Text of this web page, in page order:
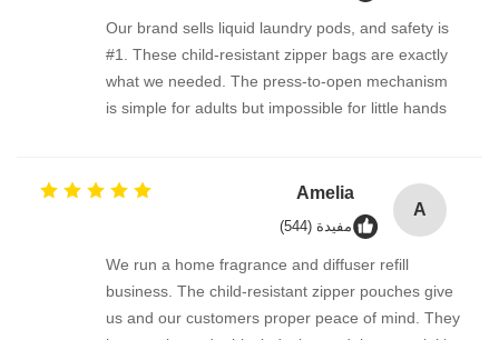
Our brand sells liquid laundry pods, and safety is
#1. These child-resistant zipper bags are exactly
what we needed. The press-to-open mechanism
is simple for adults but impossible for little hands
quality—this supplier is a keeper.
A
Amelia
مفيدة (544)
We run a home fragrance and diffuser refill
business. The child-resistant zipper pouches give
us and our customers proper peace of mind. They